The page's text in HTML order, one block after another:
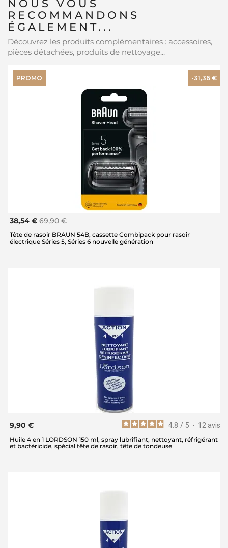
NOUS VOUS
RECOMMANDONS
ÉGALEMENT...
Découvrez les produits complémentaires : accessoires,
pièces détachées, produits de nettoyage...
PROMO -31,36 €
38,54 € 69,90 €
Tête de rasoir BRAUN 54B, cassette Combipack pour rasoir
électrique Séries 5, Séries 6 nouvelle génération
4.8 / 5 - 12 avis
9,90 €
Huile 4 en 1 LORDSON 150 ml, spray lubrifiant, nettoyant, réfrigérant
et bactéricide, spécial tête de rasoir, tête de tondeuse